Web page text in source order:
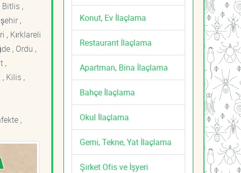
Bitlis ,
,
, Kırklareli
, Ordu ,
,
Kilis ,
,
Konut, Ev İlaçlama
Restaurant İlaçlama
Apartman, Bina İlaçlama
Bahçe İlaçlama
Okul İlaçlama
Gemi, Tekne, Yat İlaçlama
Şirket Ofis ve İşyeri